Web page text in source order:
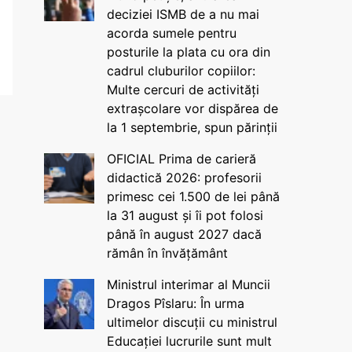
deciziei ISMB de a nu mai
acorda sumele pentru
posturile la plata cu ora din
cadrul cluburilor copiilor:
Multe cercuri de activități
extrașcolare vor dispărea de
la 1 septembrie, spun părinții
OFICIAL Prima de carieră
didactică 2026: profesorii
primesc cei 1.500 de lei până
la 31 august și îi pot folosi
până în august 2027 dacă
rămân în învățământ
Ministrul interimar al Muncii
Dragos Pîslaru: În urma
ultimelor discuții cu ministrul
Educației lucrurile sunt mult